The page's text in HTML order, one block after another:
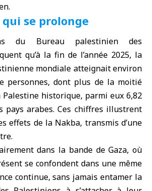
se prolonge
du Bureau palestinien des
qu’à la fin de l’année 2025, la
mondiale atteignait environ
personnes, dont plus de la moitié
historique, parmi eux 6,82
pays arabes. Ces chiffres illustrent
effets de la Nakba, transmis d’une
dans la bande de Gaza, où
se confondent dans une même
continue, sans jamais entamer la